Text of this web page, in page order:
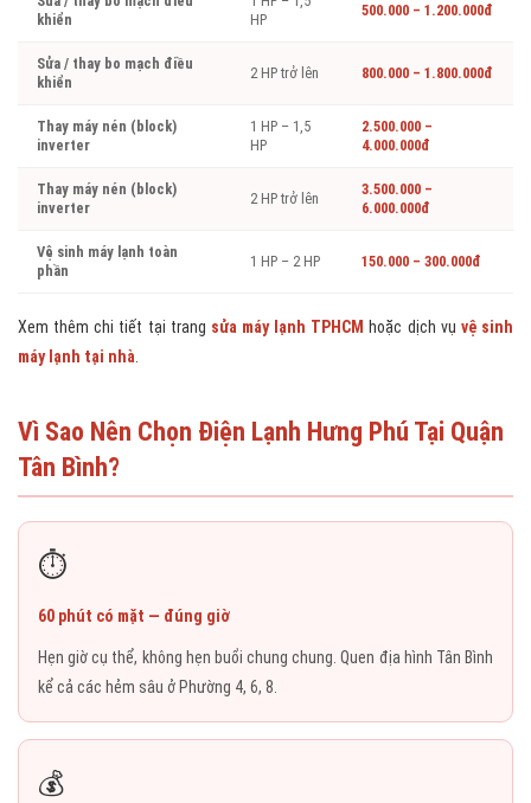
khiển
HP
500.000 – 1.200.000đ
Sửa / thay bo mạch điều
khiển
2 HP trở lên 800.000 – 1.800.000đ
Thay máy nén (block)
inverter
1 HP – 1,5
HP
2.500.000 –
4.000.000đ
Thay máy nén (block)
inverter
2 HP trở lên
3.500.000 –
6.000.000đ
Vệ sinh máy lạnh toàn
phần
1 HP – 2 HP 150.000 – 300.000đ
Xem thêm chi tiết tại trang sửa máy lạnh TPHCM hoặc dịch vụ vệ sinh
máy lạnh tại nhà
Vì Sao Nên Chọn Điện Lạnh Hưng Phú Tại Quận
Tân Bình?
⏱️
60 phút có mặt — đúng giờ
Hẹn giờ cụ thể, không hẹn buổi chung chung. Quen địa hình Tân Bình
kể cả các hẻm sâu ở Phường 4, 6, 8.
💰